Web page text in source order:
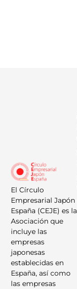
El Círculo
Empresarial Japón
España (CEJE) es la
Asociación que
incluye las
empresas
japonesas
establecidas en
España, así como
las empresas